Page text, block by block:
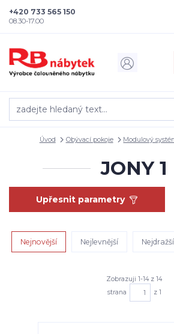
+420 733 565 150
08.30-17.00
Úvod Obývací pokoje Modulový
JONY 1
Upřesnit parametry
Nejnovější Nejlevnější Nejdražší
Zobrazuji 1-14 z 14
strana
z 1